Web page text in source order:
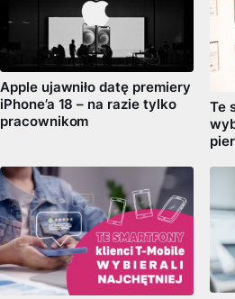
Apple ujawniło datę premiery
iPhone’a 18 – na razie tylko
pracownikom
Te